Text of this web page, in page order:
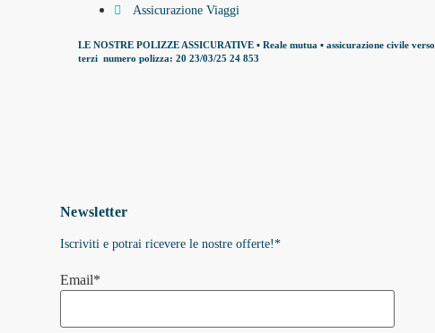
Assicurazione Viaggi
LE NOSTRE POLIZZE ASSICURATIVE ▪ Reale mutua ▪ assicurazione civile verso
terzi numero polizza: 20 23/03/25 24 853
Newsletter
Iscriviti e potrai ricevere le nostre offerte!*
Email*